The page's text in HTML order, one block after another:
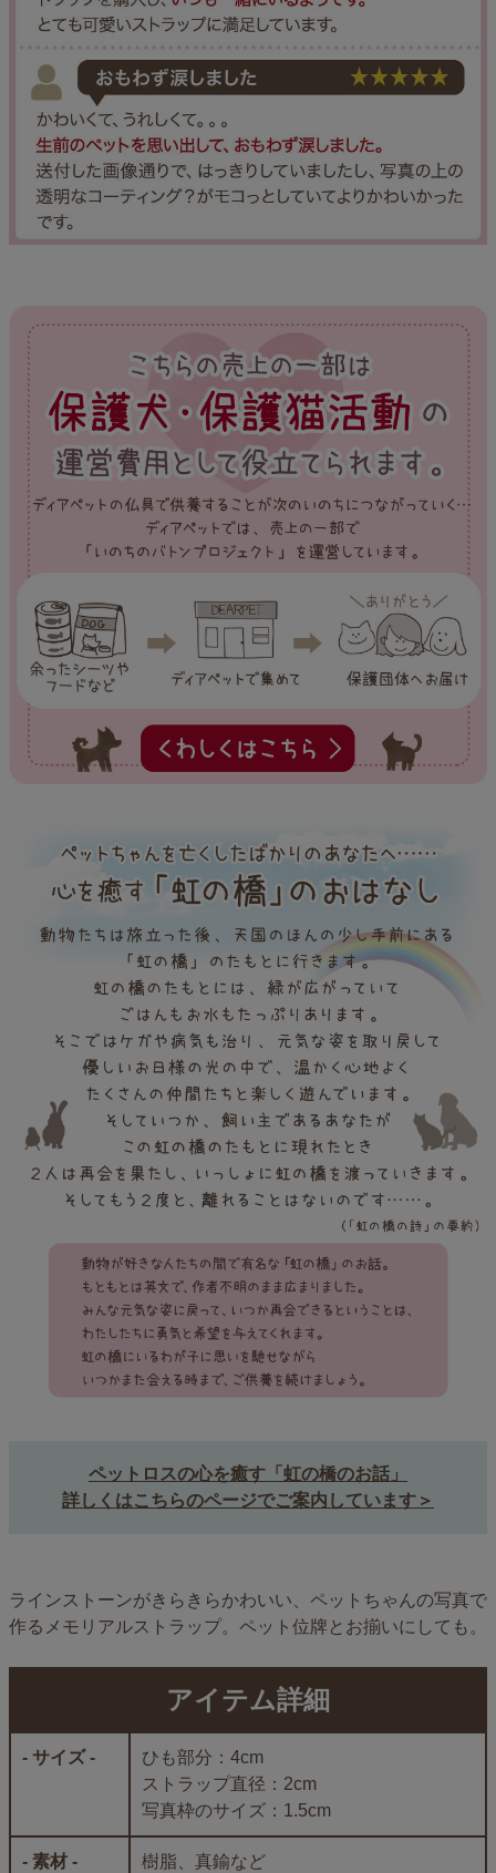
ペットロスの心を癒す「虹の橋のお話」
詳しくはこちらのページでご案内しています＞
ラインストーンがきらきらかわいい、ペットちゃんの写真で
作るメモリアルストラップ。ペット位牌とお揃いにしても。
アイテム詳細
- サイズ -
ひも部分：4cm
ストラップ直径：2cm
写真枠のサイズ：1.5cm
- 素材 - 樹脂、真鍮など